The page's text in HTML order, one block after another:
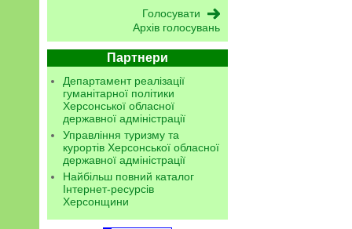
Архів голосувань
Партнери
Департамент реалізації
гуманітарної політики
Херсонської обласної
державної адміністрації
Управління туризму та
курортів Херсонської обласної
державної адміністрації
Найбільш повний каталог
Інтернет-ресурсів
Херсонщини